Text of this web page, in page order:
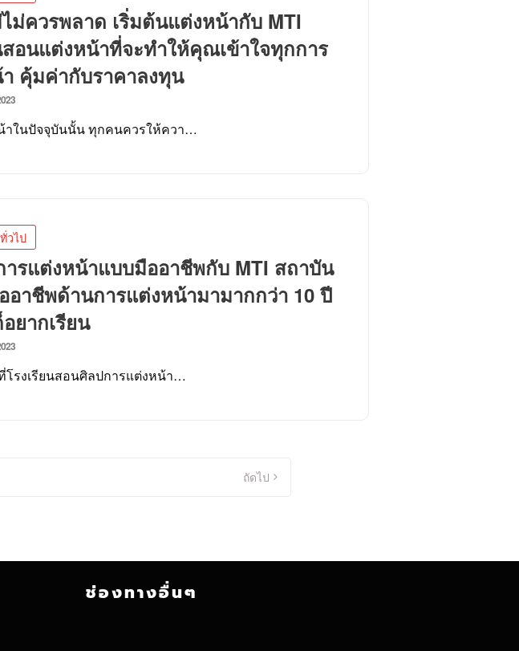
ม่ควรพลาด เริ่มต้นแต่งหน้ากับ MTI
อนแต่งหน้าที่จะทำให้คุณเข้าใจทุกการ
คุ้มค่ากับราคาลงทุน
าในปัจจุบันนั้น ทุกคนควรให้ควา…
วไป
ารแต่งหน้าแบบมืออาชีพกับ MTI สถาบัน
อาชีพด้านการแต่งหน้ามามากกว่า 10 ปี
ยากเรียน
โรงเรียนสอนศิลปการแต่งหน้า…
ถัดไป
ช่องทางอื่นๆ